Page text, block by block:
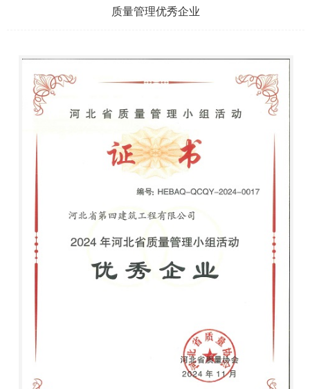
质量管理优秀企业